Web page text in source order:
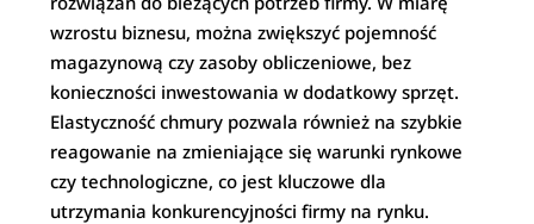
wzrostu biznesu, można zwiększyć pojemność
magazynową czy zasoby obliczeniowe, bez
konieczności inwestowania w dodatkowy sprzęt.
Elastyczność chmury pozwala również na szybkie
reagowanie na zmieniające się warunki rynkowe
czy technologiczne, co jest kluczowe dla
utrzymania konkurencyjności firmy na rynku.